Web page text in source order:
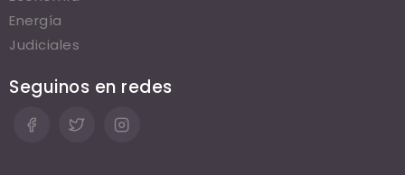
Energía
Judiciales
Seguinos en redes